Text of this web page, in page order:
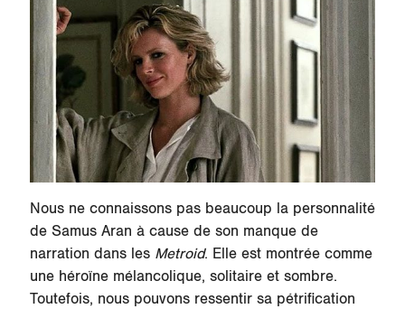
Nous ne connaissons pas beaucoup la personnalité
de Samus Aran à cause de son manque de
narration dans les Metroid. Elle est montrée comme
une héroïne mélancolique, solitaire et sombre.
Toutefois, nous pouvons ressentir sa pétrification